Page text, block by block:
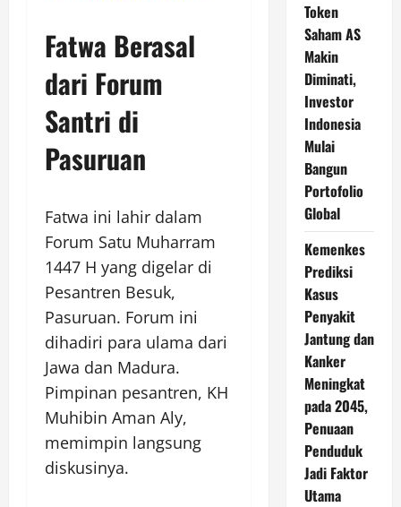
Fatwa Berasal
dari Forum
Santri di
Pasuruan
Fatwa ini lahir dalam
Forum Satu Muharram
1447 H yang digelar di
Pesantren Besuk,
Pasuruan. Forum ini
dihadiri para ulama dari
Jawa dan Madura.
Pimpinan pesantren, KH
Muhibin Aman Aly,
memimpin langsung
diskusinya.
Token
Saham AS
Makin
Diminati,
Investor
Indonesia
Mulai
Bangun
Portofolio
Global
Kemenkes
Prediksi
Kasus
Penyakit
Jantung dan
Kanker
Meningkat
pada 2045,
Penuaan
Penduduk
Jadi Faktor
Utama